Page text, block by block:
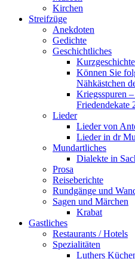
Kirchen
Streifzüge
Anekdoten
Gedichte
Geschichtliches
Können Sie
Nähkästchen
Kriegsspuren
Friedendekate
Lieder
Lieder von
Lieder in dr
Mundartliches
Dialekte in
Prosa
Reiseberichte
Rundgänge und
Sagen und Märchen
Krabat
Gastliches
Restaurants / Hotels
Spezialitäten
Luthers